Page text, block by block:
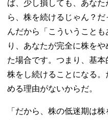
ば、少し損しても、あな
ら、株を続けるじゃん？
んだから「こういうこと
り、あなたが完全に株を
た場合です。つまり、基
株をし続けることになる
める理由がないからだ。
「だから、株の低迷期は